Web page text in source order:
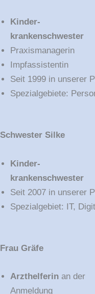
Kinder-
krankenschwester
Praxismanagerin
Impfassistentin
Seit 1999 in unserer
Spezialgebiete:
Schwester Silke
Kinder-
krankenschwester
Seit 2007 in unserer
Spezialgebiet: IT,
Frau Gräfe
Arzthelferin an der
Anmeldung